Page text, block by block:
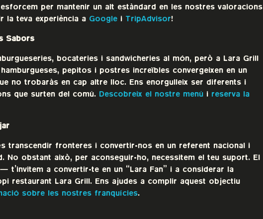
per mantenir un alt estàndard en les nostres valoracions
la teva experiència a Google i TripAdvisor!
Sabors
bocateries i sandwicheries al món, però a Lara Grill
pepitos i postres increïbles convergeixen en un
no trobaràs en cap altre lloc. Ens enorgulleix ser diferents i
que surten del comú. Descobreix el nostre menú i reserva la
transcendir fronteres i convertir-nos en un referent nacional i
No obstant això, per aconseguir-ho, necessitem el teu suport. El
t’invitem a convertir-te en un “Lara Fan” i a considerar la
restaurant Lara Grill. Ens ajudes a complir aquest objectiu
sobre les nostres franquícies.